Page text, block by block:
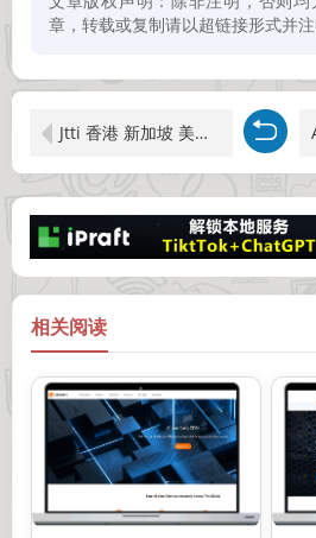
章，转载或复制请以超链接形式并注
Jtti 香港 新加坡 美国VPS云主机 1C1G不限流VPS CN2 GIA三网直连 年付三折 折后$2.77/月起
相关阅读